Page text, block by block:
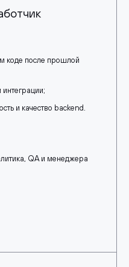
коде после прошлой
и качество backend.
QA и менеджера